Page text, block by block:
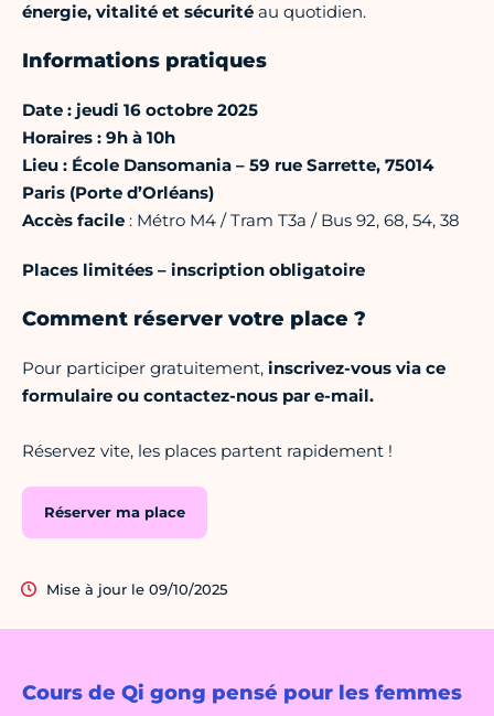
Cours de Qi gong pensé pour les femmes
énergie, vitalité et sécurité au quotidien.
Informations pratiques
Date : jeudi 16 octobre 2025
Horaires : 9h à 10h
Lieu : École Dansomania – 59 rue Sarrette, 75014
Paris (Porte d’Orléans)
Accès facile : Métro M4 / Tram T3a / Bus 92, 68, 54, 38
Places limitées – inscription obligatoire
Comment réserver votre place ?
Pour participer gratuitement, inscrivez-vous via ce
formulaire ou contactez-nous par e-mail.
Réservez vite, les places partent rapidement !
Réserver ma place
Mise à jour le 09/10/2025